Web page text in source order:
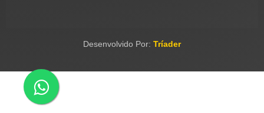
Desenvolvido Por: Tríader